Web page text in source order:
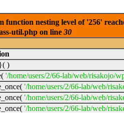
nesting level of '256'
util.php on line 30
)
'/home/users/2/66-lab/web/risakojo/
'/home/users/2/66-lab/web/
'/home/users/2/66-lab/web/
'/home/users/2/66-lab/web/